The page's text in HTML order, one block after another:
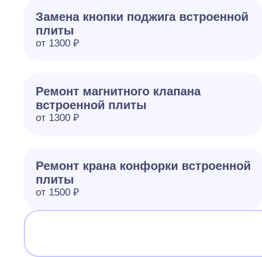
Замена кнопки поджига встроенной
плиты
от 1300 ₽
Ремонт магнитного клапана
встроенной плиты
от 1300 ₽
Ремонт крана конфорки встроенной
плиты
от 1500 ₽